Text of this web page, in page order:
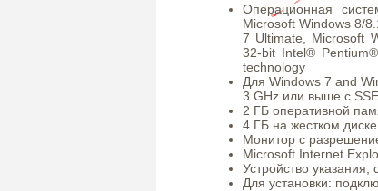
Операционная
Microsoft Windows 8/
7 Ultimate, Microsoft
32-bit Intel®
technology
Для Windows 7 and
3 GHz или выше с
2 ГБ оперативной
4 ГБ на жестком
Монитор с
Microsoft Internet
Устройство
Для установки: